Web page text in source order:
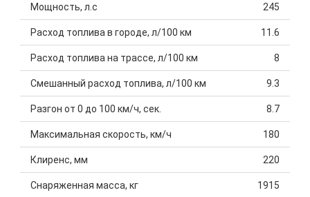
Мощность, л.с 245
Расход топлива в городе, л/100 км 11.6
Расход топлива на трассе, л/100 км 8
Смешанный расход топлива, л/100 км 9.3
Разгон от 0 до 100 км/ч, сек. 8.7
Максимальная скорость, км/ч 180
Клиренс, мм 220
Снаряженная масса, кг 1915